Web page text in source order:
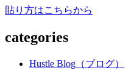
貼り方はこちらから
categories
Hustle Blog（ブログ）